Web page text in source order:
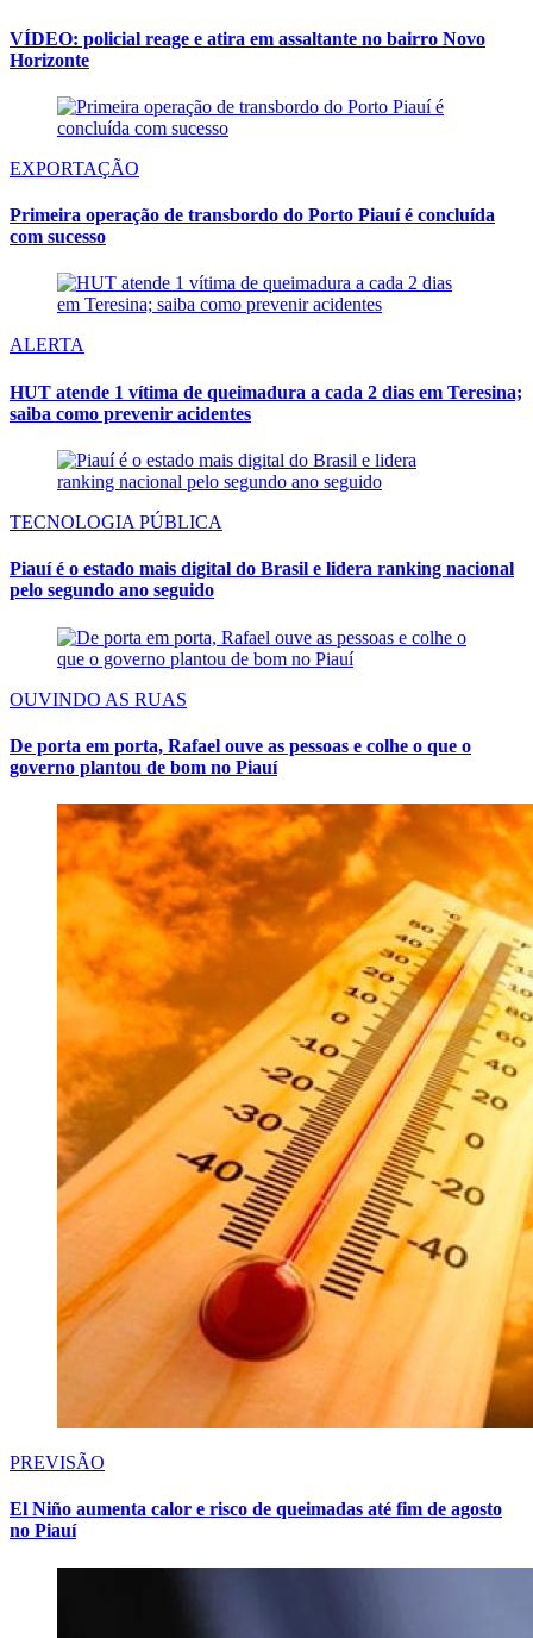
VÍDEO: policial reage e atira em assaltante no bairro Novo
Horizonte
EXPORTAÇÃO
Primeira operação de transbordo do Porto Piauí é concluída
com sucesso
ALERTA
HUT atende 1 vítima de queimadura a cada 2 dias em Teresina;
saiba como prevenir acidentes
TECNOLOGIA PÚBLICA
Piauí é o estado mais digital do Brasil e lidera ranking nacional
pelo segundo ano seguido
OUVINDO AS RUAS
De porta em porta, Rafael ouve as pessoas e colhe o que o
governo plantou de bom no Piauí
PREVISÃO
El Niño aumenta calor e risco de queimadas até fim de agosto
no Piauí